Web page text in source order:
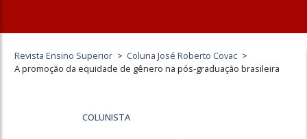
Revista Ensino Superior > Coluna José Roberto Covac >
A promoção da equidade de gênero na pós-graduação brasileira
COLUNISTA